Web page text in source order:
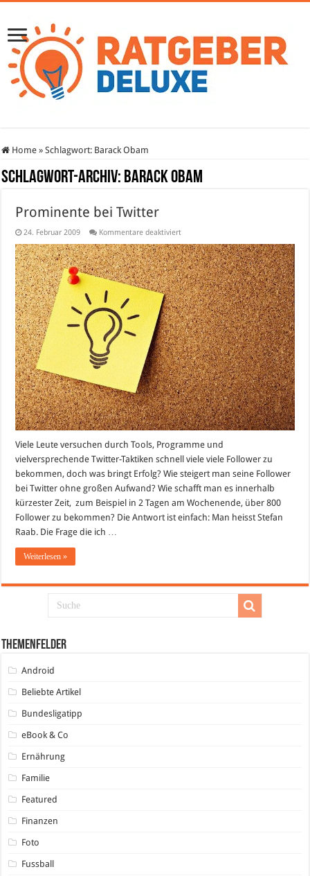
Home » Schlagwort: Barack Obam
Schlagwort-Archiv: Barack Obam
Prominente bei Twitter
24. Februar 2009 Kommentare deaktiviertfür
bei
Twitter
Viele Leute versuchen durch Tools, Programme und
vielversprechende Twitter-Taktiken schnell viele viele Follower zu
bekommen, doch was bringt Erfolg? Wie steigert man seine Follower
bei Twitter ohne großen Aufwand? Wie schafft man es innerhalb
kürzester Zeit, zum Beispiel in 2 Tagen am Wochenende, über 800
Follower zu bekommen? Die Antwort ist einfach: Man heisst Stefan
Raab. Die Frage die ich …
Weiterlesen »
Themenfelder
Android
Beliebte Artikel
Bundesligatipp
eBook & Co
Ernährung
Familie
Featured
Finanzen
Foto
Fussball